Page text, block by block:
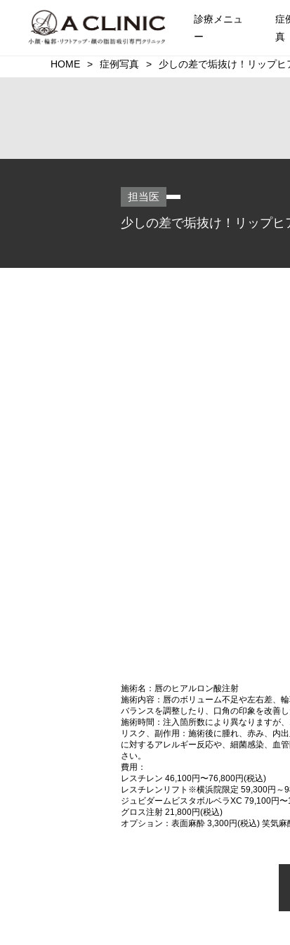
診療メニュ
ー
症
真
HOME 症例写真 少しの差で垢抜け！リップ
担当医
少しの差で垢抜け！リップ
施術名：唇のヒアルロン酸注射
施術内容：唇のボリューム不足や左右差、
バランスを調整したり、口角の印象を改善
施術時間：注入箇所数により異なりますが、
リスク、副作用：施術後に腫れ、赤み、内
に対するアレルギー反応や、細菌感染、血
さい。
費用：
レスチレン 46,100円〜76,800円(税込)
レスチレンリフト※横浜院限定 59,300円～
ジュビダームビスタボルベラXC 79,100円
グロス注射 21,800円(税込)
オプション：表面麻酔 3,300円(税込) 笑気